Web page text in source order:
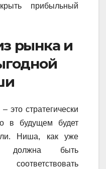
прибыльный
рынка и
это стратегически
в будущем будет
Ниша, как уже
должна быть